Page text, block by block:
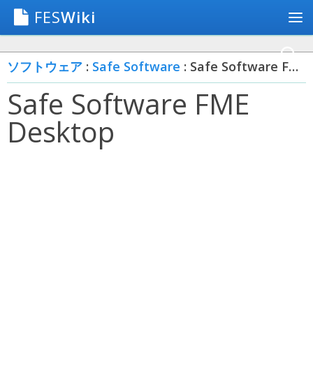
FESWiki
ソフトウェア : Safe Software : Safe Software FME Desktop
Safe Software FME
Desktop